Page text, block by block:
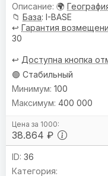
🌍
📁 База: I-BASE
↩️ Гарантия
30
↩️ Доступна кнопка
🟢 Стабильный
38.864 ₽
100
400 000
36